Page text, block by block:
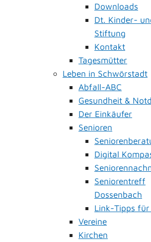
Downloads
Dt. Kinder-
Stiftung
Kontakt
Tagesmütter
Leben in Schwörstadt
Abfall-ABC
Gesundheit &
Der Einkäufer
Senioren
Digital
Seniorentreff
Dossenbach
Link-Tipps für
Vereine
Kirchen